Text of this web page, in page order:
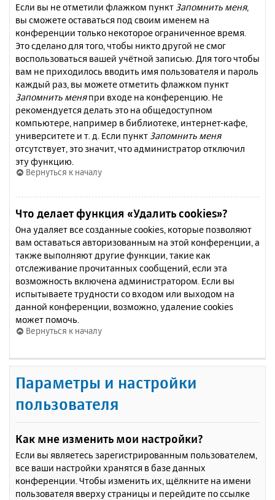
Если вы не отметили флажком пункт Запомнить меня,
вы сможете оставаться под своим именем на
конференции только некоторое ограниченное время.
Это сделано для того, чтобы никто другой не смог
воспользоваться вашей учётной записью. Для того чтобы
вам не приходилось вводить имя пользователя и пароль
каждый раз, вы можете отметить флажком пункт
Запомнить меняпри входе на конференцию. Не
рекомендуется делать это на общедоступном
компьютере, например в библиотеке, интернет-кафе,
университете и т. д. Если пункт Запомнить меня
отсутствует, это значит, что администратор отключил
эту функцию.
Вернуться к началу
Что делает функция «Удалить cookies»?
Она удаляет все созданные cookies, которые позволяют
вам оставаться авторизованным на этой конференции, а
также выполняют другие функции, такие как
отслеживание прочитанных сообщений, если эта
возможность включена администратором. Если вы
испытываете трудности со входом или выходом на
данной конференции, возможно, удаление cookies
может помочь.
Вернуться к началу
Параметры и настройки
пользователя
Как мне изменить мои настройки?
Если вы являетесь зарегистрированным пользователем,
все ваши настройки хранятся в базе данных
конференции. Чтобы изменить их, щёлкните на имени
пользователя вверху страницы и перейдите по ссылке